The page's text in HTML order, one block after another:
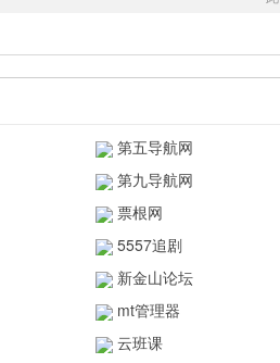
第五导航网
第九导航网
票根网
5557追剧
新金山论坛
mt管理器
云班课